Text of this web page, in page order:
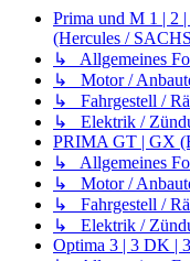
Prima und M 1 | 2
(Hercules /
↳ Allgemeines
↳ Motor /
↳ Fahrgestell /
↳ Elektrik /
PRIMA GT | GX
↳ Allgemeines
↳ Motor /
↳ Fahrgestell /
↳ Elektrik /
Optima 3 | 3 DK |